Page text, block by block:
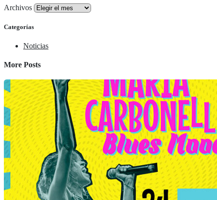
Archivos
Categorías
Noticias
More Posts